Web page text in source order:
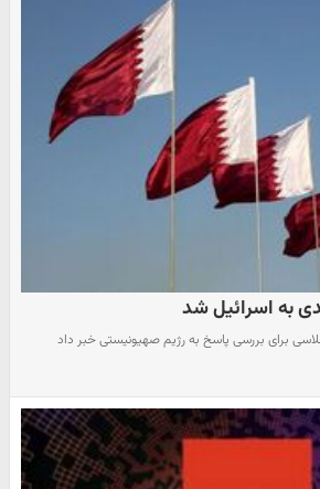
به اسرائیل شد
برای بررسی پاسخ به رژیم صهیونیستی خبر داد